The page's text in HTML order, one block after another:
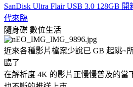
SanDisk Ultra Flair USB 3.0 128GB
代來臨
隨身碟 數位生活
近來各種影片檔案少說已 GB 起跳~
臨了
在解析度 4K 的影片正慢慢普及的當